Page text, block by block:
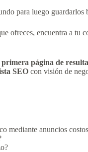
para luego guardarlos
encuentra a tu
página de
SEO con visión de
mediante anuncios